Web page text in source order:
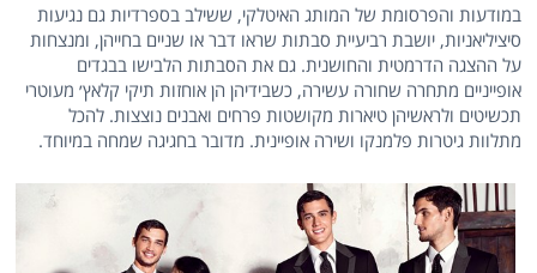
במודעות והפרסומת של המותג האיטלקי, ששילב בספרדיות גם נגיעות
סיציליאניות, יושבת רביעיית סבתות שראו דבר או שניים בחייהן, ומנצחות
על ההצגה הדרמטית והחושנית. גם את הסבתות הלבישו בבגדים
אופייניים מתחרה שחורה עשירה, כשבידיהן הן אוחזות תיקי קלאץ׳ מעוטרי
תכשיטים ולראשיהן טיארות מקושטות פרחים ואבנים נוצצות. להכל
מתלוות גיטרות פלמנקו ושירה אופיינית. מדובר בחגיגה שמחה במיוחד.